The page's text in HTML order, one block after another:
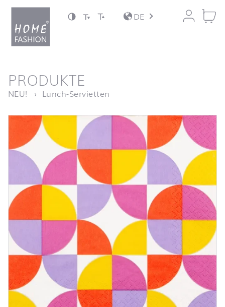
Zum Inhalt springen
DE
Startseite
PRODUKTE
NEU! Lunch-Servietten